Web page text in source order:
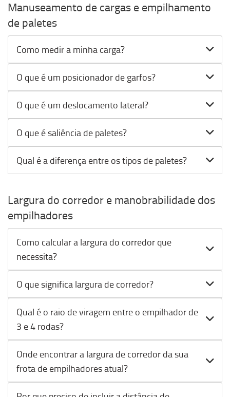
Manuseamento de cargas e empilhamento
de paletes
Como medir a minha carga?
O que é um posicionador de garfos?
O que é um deslocamento lateral?
O que é saliência de paletes?
Qual é a diferença entre os tipos de paletes?
Largura do corredor e manobrabilidade dos
empilhadores
Como calcular a largura do corredor que
necessita?
O que significa largura de corredor?
Qual é o raio de viragem entre o empilhador de
3 e 4 rodas?
Onde encontrar a largura de corredor da sua
frota de empilhadores atual?